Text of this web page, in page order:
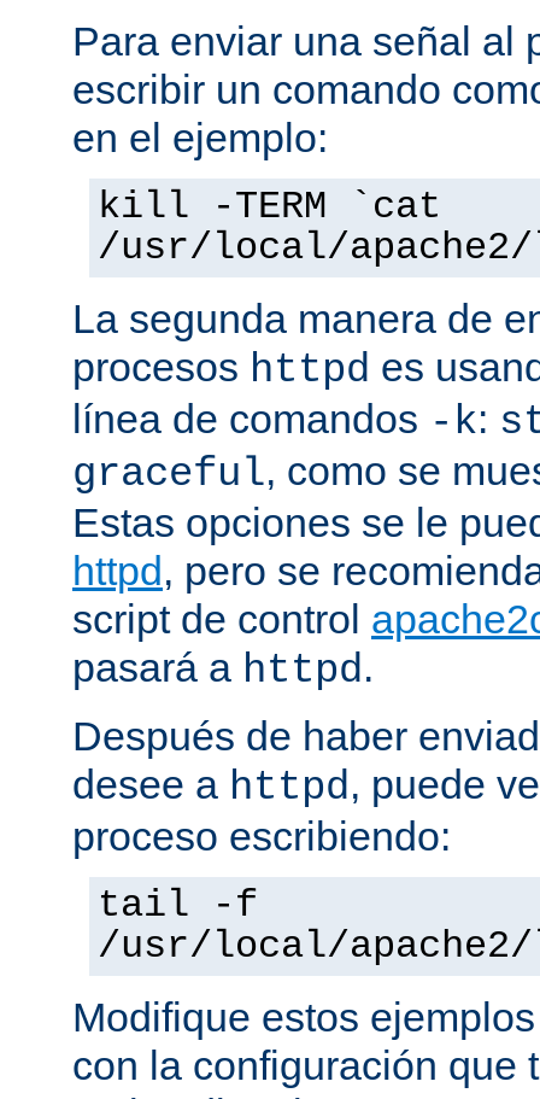
Para enviar una señal al
escribir un comando
en el ejemplo:
kill -TERM `cat
/usr/local/
La segunda manera de
procesos httpd es
línea de comandos -k:
graceful, como se
Estas opciones se le
httpd, pero se
script de control
pasará a httpd.
Después de haber
desee a httpd, puede
proceso escribiendo:
tail -f
/usr/local/
Modifique estos
con la configuración que